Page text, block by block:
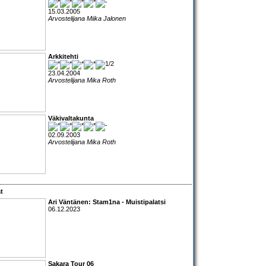
15.03.2005
Arvostelijana Miika Jalonen
Arkkitehti
23.04.2004
Arvostelijana Mika Roth
Väkivaltakunta
02.09.2003
Arvostelijana Mika Roth
Ari Väntänen: Stam1na - Muistipalatsi
06.12.2023
Sakara Tour 06